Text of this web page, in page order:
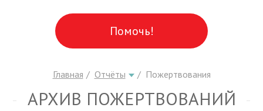
Помочь!
Главная Отчёты Пожертвования
АРХИВ ПОЖЕРТВОВАНИЙ